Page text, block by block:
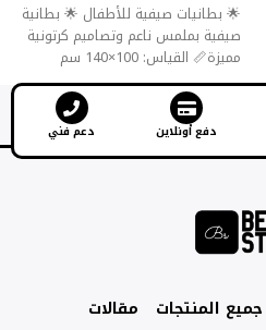
🌟 بطانيات صيفية للأطفال 🌟 بطانية
صيفية بملمس ناعم وتصاميم كرتونية
مميزة📏 القياس: 100×140 سم
دفع أونلاين دعم فني
جميع المنتجات مقالات